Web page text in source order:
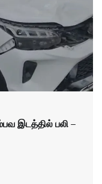
இடத்தில் பலி –